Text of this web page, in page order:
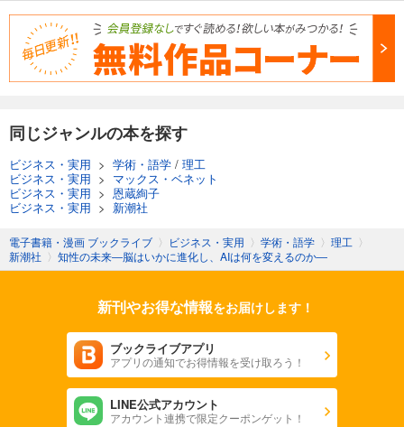
同じジャンルの本を探す
ビジネス・実用 > 学術・語学 / 理工
ビジネス・実用 > マックス・ベネット
ビジネス・実用 > 恩蔵絢子
ビジネス・実用 > 新潮社
電子書籍・漫画 ブックライブ 〉 ビジネス・実用 〉 学術・語学 〉 理工 〉
新潮社 〉 知性の未来―脳はいかに進化し、AIは何を変えるのか―
新刊やお得な情報をお届けします！
ブックライブアプリ
アプリの通知でお得情報を受け取ろう！
LINE公式アカウント
アカウント連携で限定クーポンゲット！